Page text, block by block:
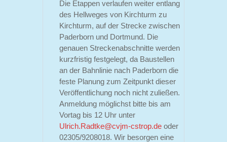
Die Etappen verlaufen weiter entlang
des Hellweges von Kirchturm zu
Kirchturm, auf der Strecke zwischen
Paderborn und Dortmund. Die
genauen Streckenabschnitte werden
kurzfristig festgelegt, da Baustellen
an der Bahnlinie nach Paderborn die
feste Planung zum Zeitpunkt dieser
Veröffentlichung noch nicht zuließen.
Anmeldung möglichst bitte bis am
Vortag bis 12 Uhr unter
Ulrich.Radtke@cvjm-cstrop.de oder
02305/9208018. Wir besorgen eine